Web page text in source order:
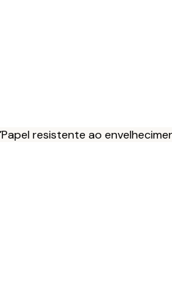
Papel resistente ao